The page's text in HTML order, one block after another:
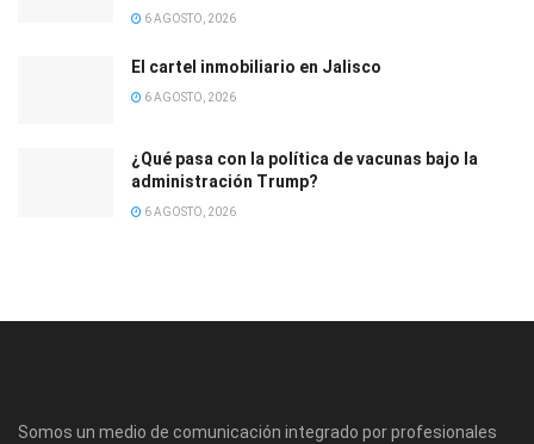
6 AGOSTO, 2026
El cartel inmobiliario en Jalisco
6 AGOSTO, 2026
¿Qué pasa con la política de vacunas bajo la
administración Trump?
6 AGOSTO, 2026
Somos un medio de comunicación integrado por profesionales